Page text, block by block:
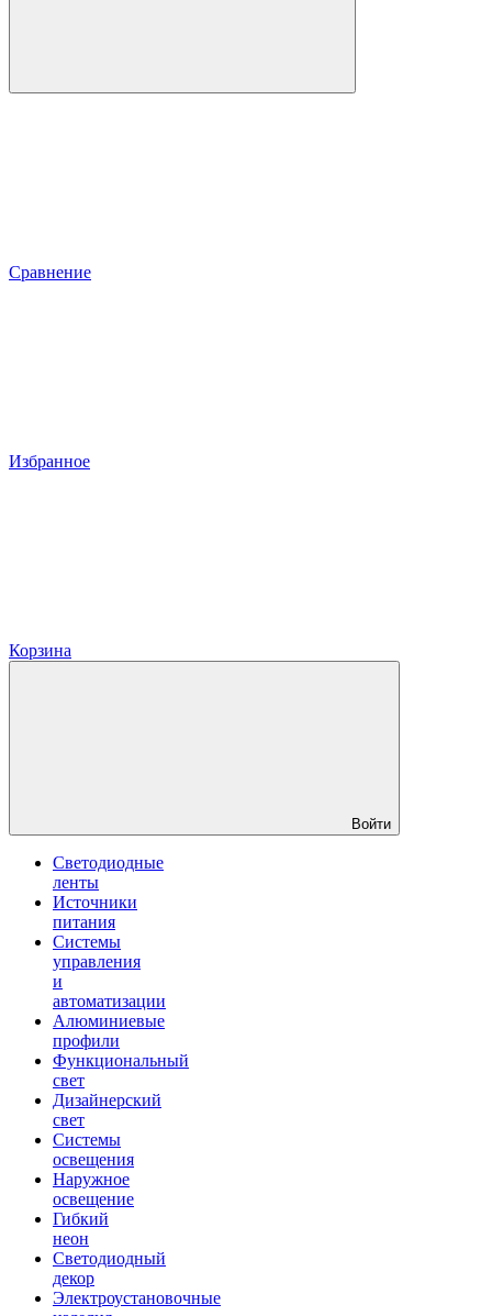
Сравнение
Избранное
Корзина
Войти
Светодиодные
ленты
Источники
питания
Системы
управления
и
автоматизации
Алюминиевые
профили
Функциональный
свет
Дизайнерский
свет
Системы
освещения
Наружное
освещение
Гибкий
неон
Светодиодный
декор
Электроустановочные